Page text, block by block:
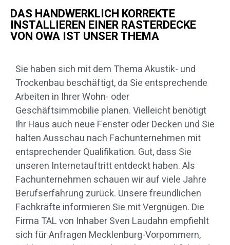
DAS HANDWERKLICH KORREKTE
INSTALLIEREN EINER RASTERDECKE
VON OWA IST UNSER THEMA
Sie haben sich mit dem Thema Akustik- und
Trockenbau beschäftigt, da Sie entsprechende
Arbeiten in Ihrer Wohn- oder
Geschäftsimmobilie planen. Vielleicht benötigt
Ihr Haus auch neue Fenster oder Decken und Sie
halten Ausschau nach Fachunternehmen mit
entsprechender Qualifikation. Gut, dass Sie
unseren Internetauftritt entdeckt haben. Als
Fachunternehmen schauen wir auf viele Jahre
Berufserfahrung zurück. Unsere freundlichen
Fachkräfte informieren Sie mit Vergnügen. Die
Firma TAL von Inhaber Sven Laudahn empfiehlt
sich für Anfragen Mecklenburg-Vorpommern,